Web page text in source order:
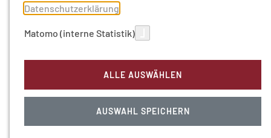
07.11.2022 | Aktuelle Nachrichten
Mojib Latif mit Hans-
Carl-von-Carlowitz-
Nachhaltigkeitspreis
geehrt
Datenschutzerklärung
Matomo (interne Statistik)
ALLE AUSWÄHLEN
AUSWAHL SPEICHERN